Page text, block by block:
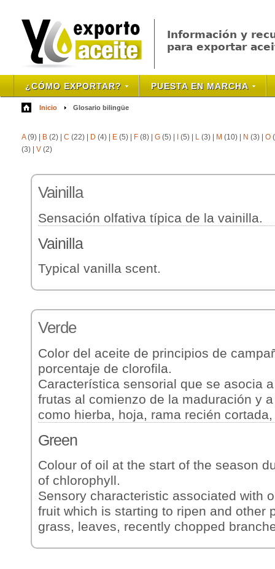
Información y
para exportar
¿CÓMO EXPORTAR? PUESTA EN MARCHA
Inicio Glosario bilingüe
A(9) B (2) C (22) D (4) E (5) F (8) G (5) (5) L (3) M (10) N (3) O
(3)
V (2)
Vainilla
Sensación olfativa típica de la vainilla.
Vainilla
Typical vanilla scent.
Verde
Color del aceite de principios de
porcentaje de clorofila.
Característica sensorial que se asocia
frutas al comienzo de la maduración y
como hierba, hoja, rama recién
Green
Colour of oil at the start of the season
of chlorophyll.
Sensory characteristic associated with
fruit which is starting to ripen and other
grass, leaves, recently chopped